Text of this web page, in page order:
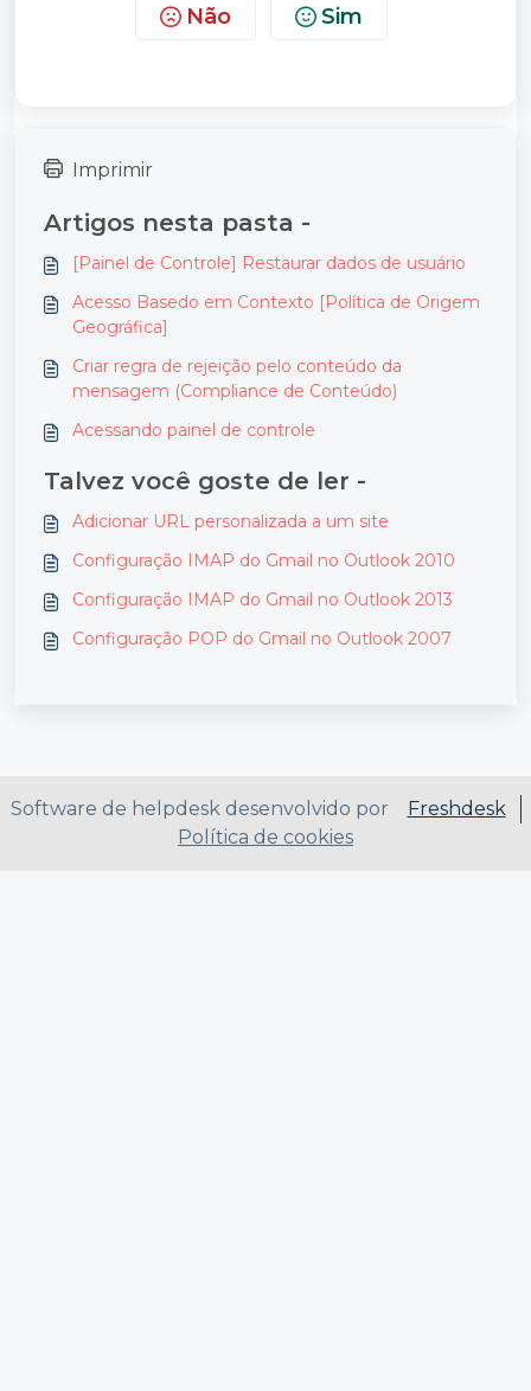
Não Sim
Imprimir
Artigos nesta pasta -
[Painel de Controle] Restaurar dados de usuário
Acesso Basedo em Contexto [Política de Origem
Geográfica]
Criar regra de rejeição pelo conteúdo da
mensagem (Compliance de Conteúdo)
Acessando painel de controle
Talvez você goste de ler -
Adicionar URL personalizada a um site
Configuração IMAP do Gmail no Outlook 2010
Configuração IMAP do Gmail no Outlook 2013
Configuração POP do Gmail no Outlook 2007
Software de helpdesk desenvolvido por
Freshdesk
Política de cookies